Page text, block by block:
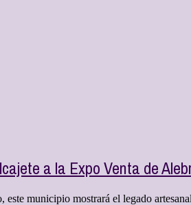
a la Expo Venta de
municipio mostrará el legado